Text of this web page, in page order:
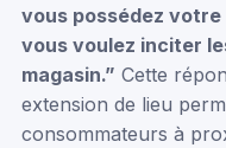
vous possédez
vous voulez inciter
magasin.” Cette
extension de lieu
consommateurs à